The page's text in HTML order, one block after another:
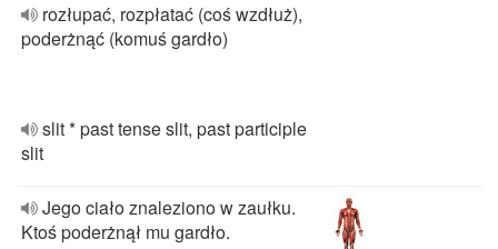
rozłupać, rozpłatać (coś wzdłuż),
poderżnąć (komuś gardło)
slit * past tense slit, past participle
slit
Jego ciało znaleziono w zaułku.
Ktoś poderżnął mu gardło.